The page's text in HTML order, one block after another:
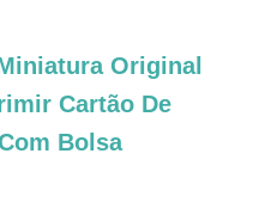
Original
Cartão De
Bolsa